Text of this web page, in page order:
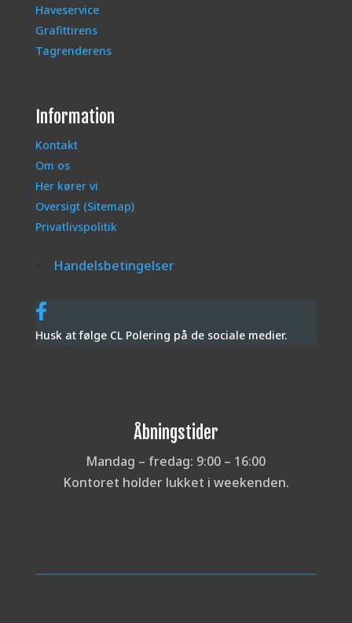
Haveservice
Grafittirens
Tagrenderens
Information
Kontakt
Om os
Her kører vi
Oversigt (Sitemap)
Privatlivspolitik
Handelsbetingelser
Husk at følge CL Polering på de sociale medier.
Åbningstider
Mandag – fredag: 9:00 – 16:00
Kontoret holder lukket i weekenden.